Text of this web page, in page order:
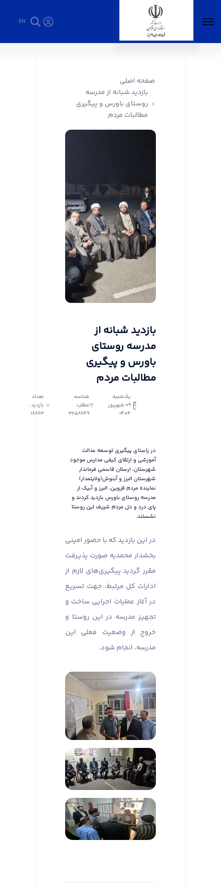
EN
صفحه اصلی
بازدید شبانه از مدرسه
روستای باورس و پیگیری
مطالبات مردم
بازدید شبانه از
مدرسه روستای
باورس و پیگیری
مطالبات مردم
یک‌شنبه
09 شهریور
1404
شناسه
مطلب:
3258649
تعداد
بازدید :
18863
در راستای پیگیری توسعه عدالت
آموزشی و ارتقای کیفی مدارس موجود
شهرستان، ارسلان قاسمی فرماندار
شهرستان البرز و آبنوش(ولایتمدار)
نماینده مردم قزوین، البرز و آبیک از
مدرسه روستای باورس بازدید کردند و
پای درد و دل مردم شریف این روستا
نشستند.
در این بازدید که با حضور امینی
بخشدار محمدیه صورت پذیرفت
مقرر گردید پیگیری‌های لازم از
ادارات کل مرتبط، جهت تسریع
در آغاز عملیات اجرایی ساخت و
تجهیز مدرسه در این روستا و
خروج از وضعیت فعلی این
مدرسه، انجام شود.